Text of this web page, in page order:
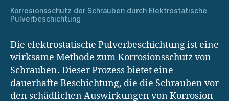
Korrosionsschutz der Schrauben durch Elektrostatische
Pulverbeschichtung
Die elektrostatische Pulverbeschichtung ist eine
wirksame Methode zum Korrosionsschutz von
Schrauben. Dieser Prozess bietet eine
dauerhafte Beschichtung, die die Schrauben vor
den schädlichen Auswirkungen von Korrosion